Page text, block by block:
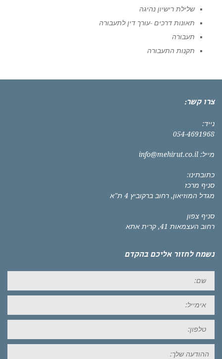
שלילת רישיון נהיגה
תאונות דרכים -עורך דין לתעבורה
תעבורה
תקנות התעבורה
צרו קשר:
נייד:
054-4691968
מייל: info@mehirut.co.il
כתובתינו:
סניף מרכז
מגדל המוזיאון, רחוב ברקוביץ 4 ת"א
סניף צפון
רחוב העצמאות 41, קרית אתא
נשמח לחזור אליכם בהקדם
שלך: